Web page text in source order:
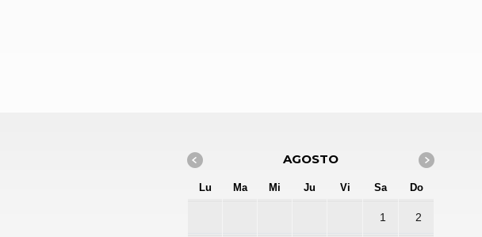
AGOSTO
Lu Ma Mi Ju Vi Sa Do
1 2